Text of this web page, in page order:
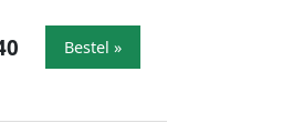
Bestel »